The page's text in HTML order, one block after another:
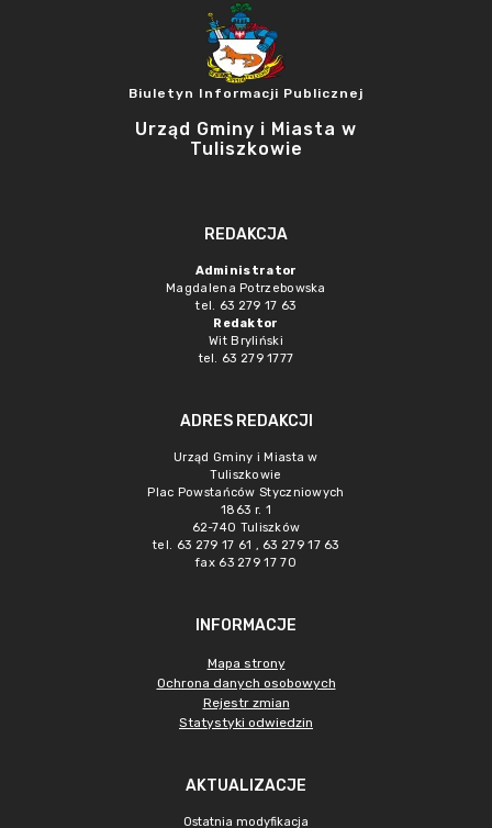
Biuletyn Informacji Publicznej
Urząd Gminy i Miasta w
Tuliszkowie
REDAKCJA
Administrator
Magdalena Potrzebowska
tel. 63 279 17 63
Redaktor
Wit Bryliński
tel. 63 279 1777
ADRES REDAKCJI
Urząd Gminy i Miasta w
Tuliszkowie
Plac Powstańców Styczniowych
1863 r. 1
62-740 Tuliszków
tel. 63 279 17 61 , 63 279 17 63
fax 63 279 17 70
INFORMACJE
Mapa strony
Ochrona danych osobowych
Rejestr zmian
Statystyki odwiedzin
AKTUALIZACJE
Ostatnia modyfikacja